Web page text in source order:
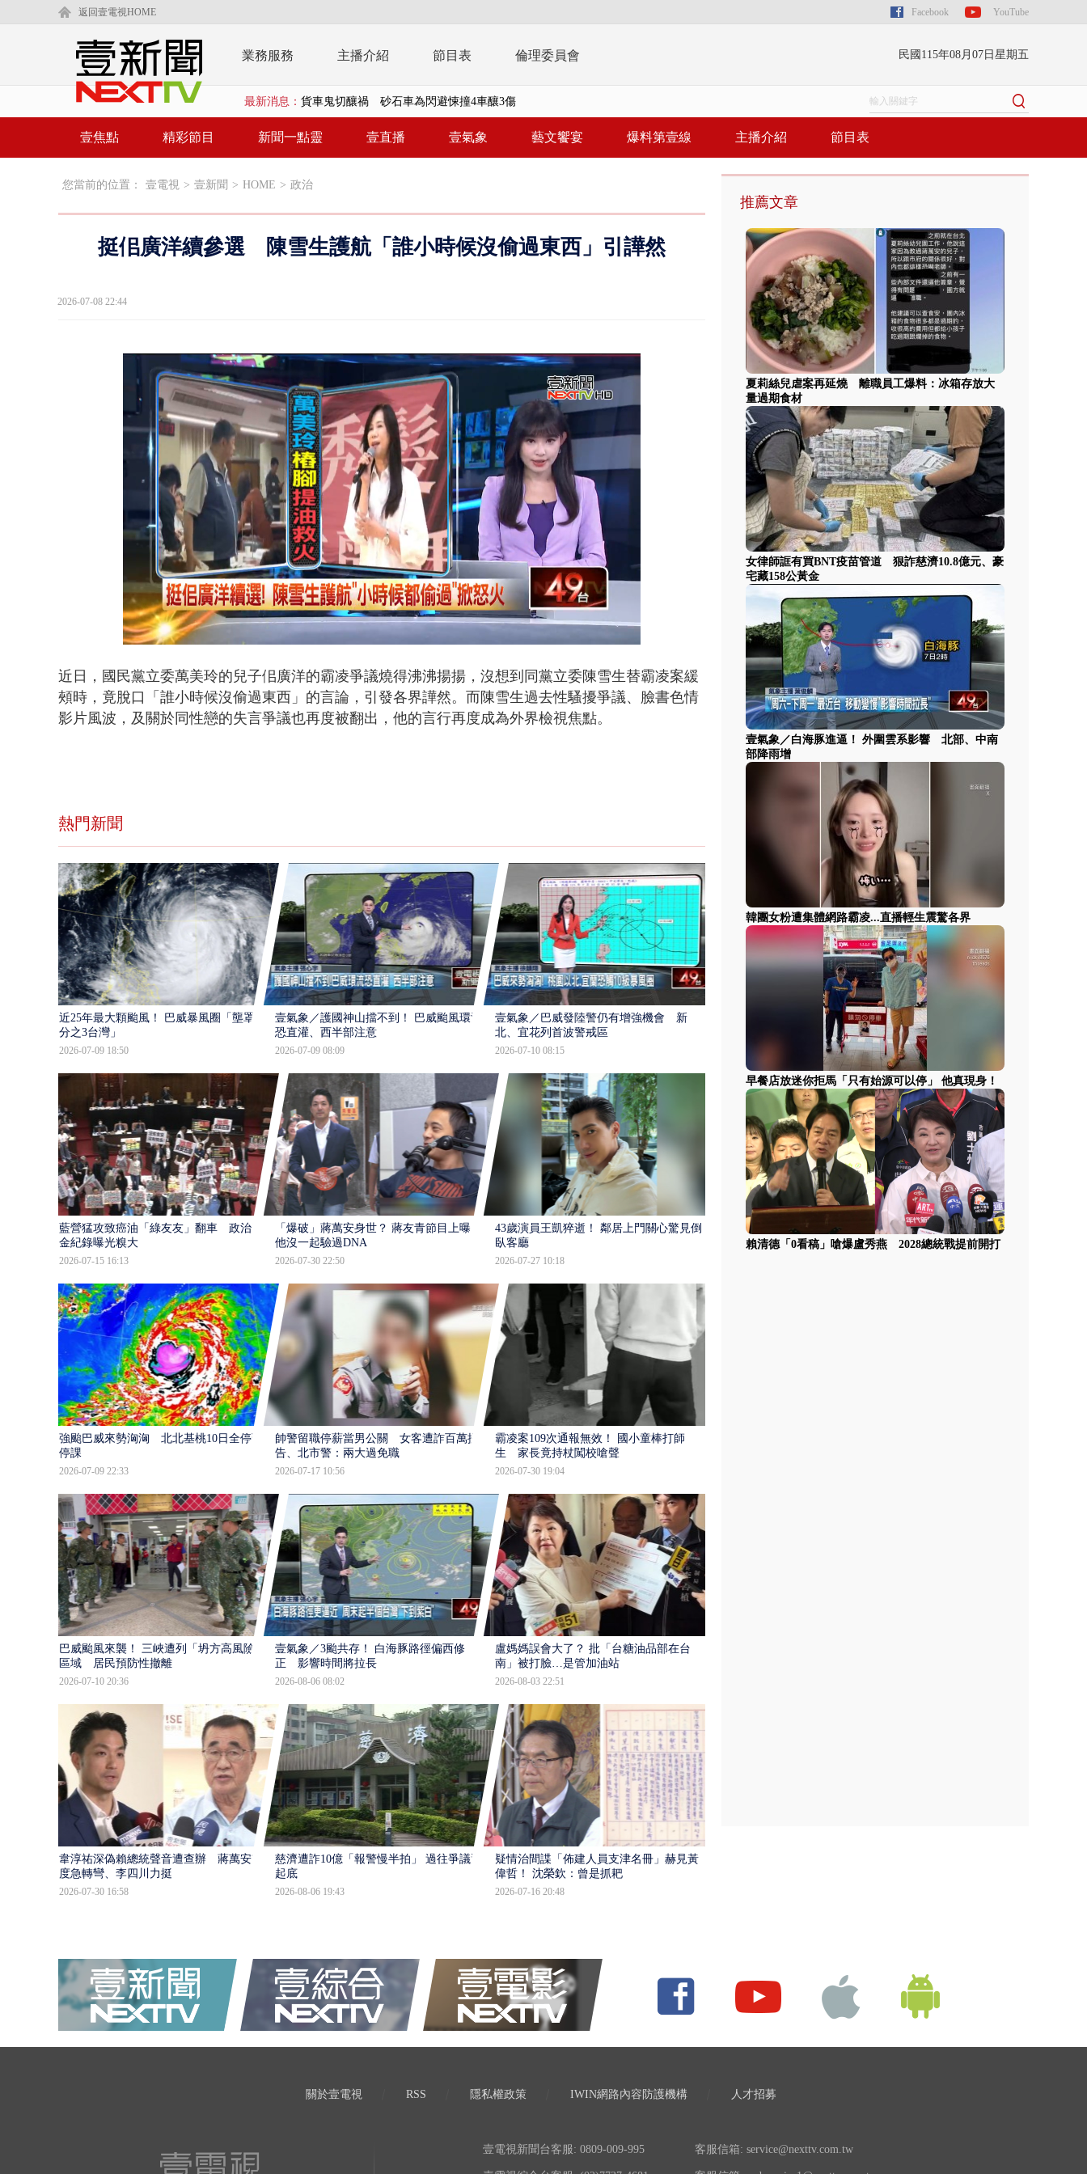
返回壹電視HOME Facebook YouTube
業務服務 主播介紹 節目表 倫理委員會 民國115年08月07日星期五
最新消息： 白海豚逼近...北市「颱風整備假」？ 蔣萬安...
壹氣象／白海豚進逼！ 外圍雲系影響 北部...
暗網買5000萬筆個資！ 網軍洩密中共遭起訴...
貨車鬼切釀禍 砂石車為閃避悚撞4車釀3傷
壹焦點 精彩節目 新聞一點靈 壹直播 壹氣象 藝文饗宴 爆料第壹線 主播介紹 節目表
您當前的位置： 壹電視 > 壹新聞 > HOME > 政治
挺佀廣洋續參選 陳雪生護航「誰小時候沒偷過東西」引譁然
2026-07-08 22:44
Unmute
43.05%
近日，國民黨立委萬美玲的兒子佀廣洋的霸凌爭議燒得沸沸揚揚，沒想到同黨立委陳雪生替霸凌案緩
頰時，竟脫口「誰小時候沒偷過東西」的言論，引發各界譁然。而陳雪生過去性騷擾爭議、臉書色情
影片風波，及關於同性戀的失言爭議也再度被翻出，他的言行再度成為外界檢視焦點。
熱門新聞
近25年最大顆颱風！ 巴威暴風圈「壟罩4
分之3台灣」
2026-07-09 18:50
壹氣象／護國神山擋不到！ 巴威颱風環流
恐直灌、西半部注意
2026-07-09 08:09
壹氣象／巴威發陸警仍有增強機會 新
北、宜花列首波警戒區
2026-07-10 08:15
藍營猛攻致癌油「綠友友」翻車 政治獻
金紀錄曝光糗大
2026-07-15 16:13
「爆破」蔣萬安身世？ 蔣友青節目上曝：
他沒一起驗過DNA
2026-07-30 22:50
43歲演員王凱猝逝！ 鄰居上門關心驚見倒
臥客廳
2026-07-27 10:18
強颱巴威來勢洶洶 北北基桃10日全停班
停課
2026-07-09 22:33
帥警留職停薪當男公關 女客遭詐百萬提
告、北市警：兩大過免職
2026-07-17 10:56
霸凌案109次通報無效！ 國小童棒打師
生 家長竟持杖闖校嗆聲
2026-07-30 19:04
巴威颱風來襲！ 三峽遭列「坍方高風險」
區域 居民預防性撤離
2026-07-10 20:36
壹氣象／3颱共存！ 白海豚路徑偏西修
正 影響時間將拉長
2026-08-06 08:02
盧媽媽誤會大了？ 批「台糖油品部在台
南」被打臉…是管加油站
2026-08-03 22:51
韋淳祐深偽賴總統聲音遭查辦 蔣萬安態
度急轉彎、李四川力挺
2026-07-30 16:58
慈濟遭詐10億「報警慢半拍」 過往爭議遭
起底
2026-08-06 19:43
疑情治間諜「佈建人員支津名冊」赫見黃
偉哲！ 沈榮欽：曾是抓耙
2026-07-16 20:48
推薦文章
夏莉絲兒虐案再延燒 離職員工爆料：冰箱存放大
量過期食材
女律師誆有買BNT疫苗管道 狠詐慈濟10.8億元、豪
宅藏158公黃金
壹氣象／白海豚進逼！ 外圍雲系影響 北部、中南
部降雨增
韓團女粉遭集體網路霸凌...直播輕生震驚各界
早餐店放迷你拒馬「只有始源可以停」 他真現身！
賴清德「0看稿」嗆爆盧秀燕 2028總統戰提前開打
關於壹電視 RSS 隱私權政策 IWIN網路內容防護機構 人才招募
壹電視新聞台客服: 0809-009-995 客服信箱: service@nexttv.com.tw